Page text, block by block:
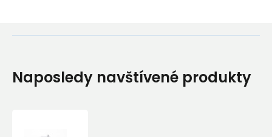
Naposledy navštívené produkty